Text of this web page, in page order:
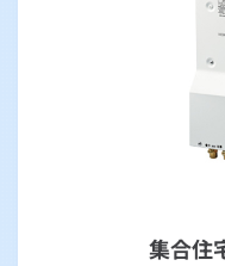
集合住